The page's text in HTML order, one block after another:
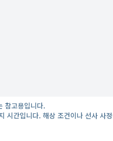
참고용입니다.
시간입니다. 해상 조건이나 선사 사